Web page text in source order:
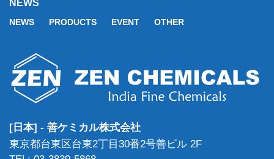
NEWS
NEWS PRODUCTS EVENT OTHER
[日本] - 善ケミカル株式会社
東京都台東区台東2丁目30番2号善ビル 2F